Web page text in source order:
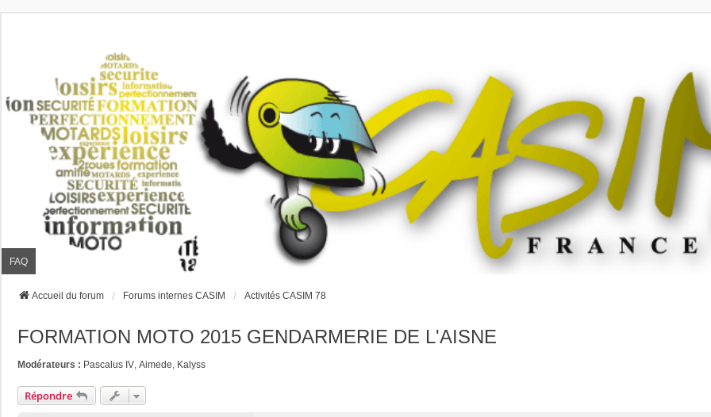
FAQ
Accueil du forum Forums internes CASIM Activités CASIM 78
FORMATION MOTO 2015 GENDARMERIE DE L'AISNE
Modérateurs : Pascalus IV, Aimede, Kalyss
Répondre